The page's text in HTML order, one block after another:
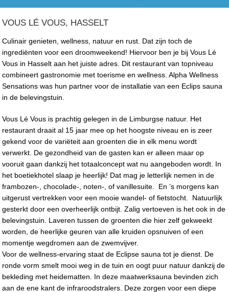
VOUS LÉ VOUS, HASSELT
Culinair genieten, wellness, natuur en rust. Dat zijn toch de
ingrediënten voor een droomweekend! Hiervoor ben je bij Vous Lé
Vous in Hasselt aan het juiste adres. Dit restaurant van topniveau
combineert gastronomie met toerisme en wellness. Alpha Wellness
Sensations was hun partner voor de installatie van een Eclips sauna
in de belevingstuin.
Vous Lé Vous is prachtig gelegen in de Limburgse natuur. Het
restaurant draait al 15 jaar mee op het hoogste niveau en is zeer
gekend voor de variëteit aan groenten die in elk menu wordt
verwerkt. De gezondheid van de gasten kan er alleen maar op
vooruit gaan dankzij het totaalconcept wat nu aangeboden wordt. In
het boetiekhotel slaap je heerlijk! Dat mag je letterlijk nemen in de
frambozen-, chocolade-, noten-, of vanillesuite. En ’s morgens kan
uitgerust vertrekken voor een mooie wandel- of fietstocht. Natuurlijk
gesterkt door een overheerlijk ontbijt. Zalig vertoeven is het ook in de
belevingstuin. Laveren tussen de groenten die hier zelf gekweekt
worden, de heerlijke geuren van alle kruiden opsnuiven of een
momentje wegdromen aan de zwemvijver.
Voor de wellness-ervaring staat de Eclipse sauna tot je dienst. De
ronde vorm smelt mooi weg in de tuin en oogt puur natuur dankzij de
bekleding met heidematten. In deze maatwerksauna bevinden zich
aan de ene kant de infraroodstralers. Deze zorgen voor een diepe